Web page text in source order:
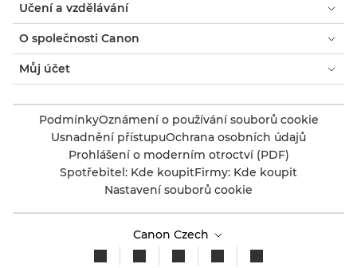
Učení a vzdělávání
O společnosti Canon
Můj účet
PodmínkyOznámení o používání souborů cookie
Usnadnění přístupuOchrana osobních údajů
Prohlášení o moderním otroctví (PDF)
Spotřebitel: Kde koupitFirmy: Kde koupit
Nastavení souborů cookie
Canon Czech